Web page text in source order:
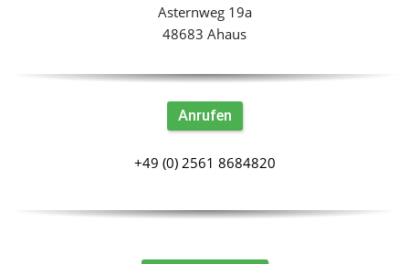
Asternweg 19a
48683 Ahaus
Anrufen
+49 (0) 2561 8684820